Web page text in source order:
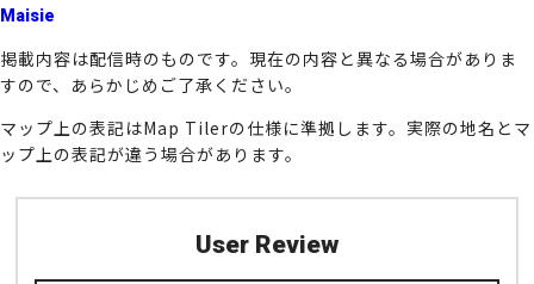
Maisie
掲載内容は配信時のものです。現在の内容と異なる場合がありま
すので、あらかじめご了承ください。
マップ上の表記はMap Tilerの仕様に準拠します。実際の地名とマ
ップ上の表記が違う場合があります。
User Review